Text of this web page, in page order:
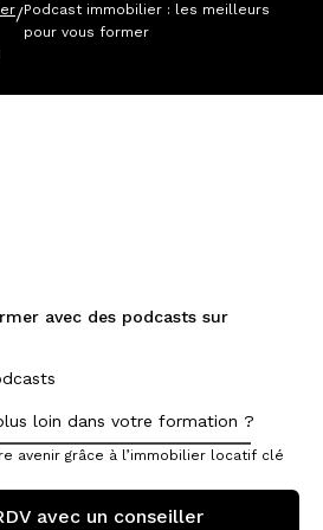
/Podcast immobilier : les meilleurs
pour vous former
avec des podcasts sur
loin dans votre formation ?
avenir grâce à l’immobilier locatif clé
avec un conseiller